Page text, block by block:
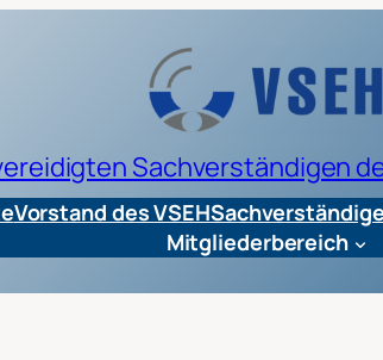
Sachverständigen
Vorstand des VSEH
Mitgliederbereich